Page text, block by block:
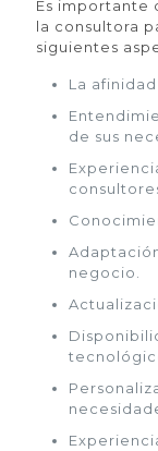
Es importante
la consultora
siguientes
La
de sus
negocio.